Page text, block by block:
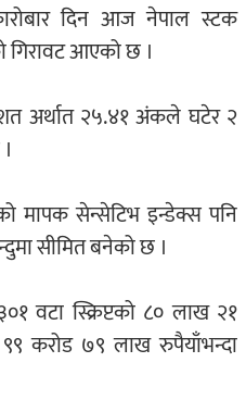
दिन आज नेपाल स्टक
गिरावट आएको छ ।
अर्थात २५.४१ अंकले घटेर २
मापक सेन्सेटिभ इन्डेक्स पनि
सीमित बनेको छ ।
वटा स्क्रिप्टको ८० लाख २१
करोड ७९ लाख रुपैयाँभन्दा